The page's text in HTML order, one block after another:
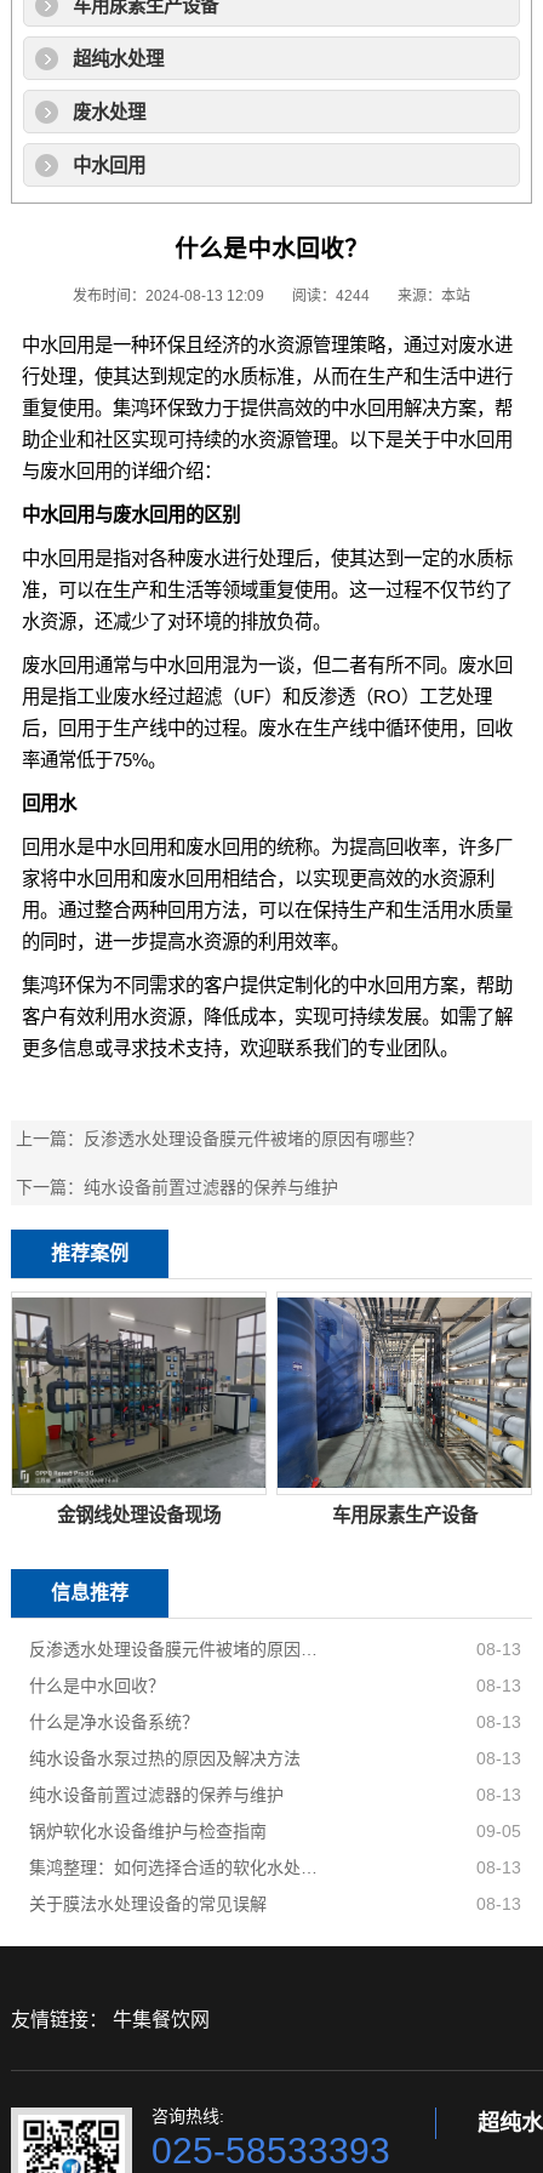
车用尿素生产设备
超纯水处理
废水处理
中水回用
什么是中水回收？
发布时间：2024-08-13 12:09 阅读：4244 来源：本站
中水回用是一种环保且经济的水资源管理策略，通过对废水进
行处理，使其达到规定的水质标准，从而在生产和生活中进行
重复使用。集鸿环保致力于提供高效的中水回用解决方案，帮
助企业和社区实现可持续的水资源管理。以下是关于中水回用
与废水回用的详细介绍：
中水回用与废水回用的区别
中水回用是指对各种废水进行处理后，使其达到一定的水质标
准，可以在生产和生活等领域重复使用。这一过程不仅节约了
水资源，还减少了对环境的排放负荷。
废水回用通常与中水回用混为一谈，但二者有所不同。废水回
用是指工业废水经过超滤（UF）和反渗透（RO）工艺处理
后，回用于生产线中的过程。废水在生产线中循环使用，回收
率通常低于75%。
回用水
回用水是中水回用和废水回用的统称。为提高回收率，许多厂
家将中水回用和废水回用相结合，以实现更高效的水资源利
用。通过整合两种回用方法，可以在保持生产和生活用水质量
的同时，进一步提高水资源的利用效率。
集鸿环保为不同需求的客户提供定制化的中水回用方案，帮助
客户有效利用水资源，降低成本，实现可持续发展。如需了解
更多信息或寻求技术支持，欢迎联系我们的专业团队。
上一篇： 反渗透水处理设备膜元件被堵的原因有哪些？
下一篇：纯水设备前置过滤器的保养与维护
推荐案例
金钢线处理设备现场 车用尿素生产设备
信息推荐
反渗透水处理设备膜元件被堵的原因有哪些？
08-13
什么是中水回收？
08-13
什么是净水设备系统？
08-13
纯水设备水泵过热的原因及解决方法
08-13
纯水设备前置过滤器的保养与维护
08-13
锅炉软化水设备维护与检查指南
09-05
集鸿整理：如何选择合适的软化水处理设备？
08-13
关于膜法水处理设备的常见误解
08-13
友情链接： 牛集餐饮网
咨询热线:
025-58533393
超纯